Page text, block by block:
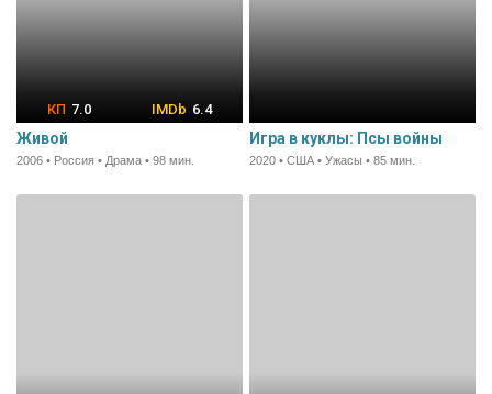
7.0 6.4
Живой
2006 • Россия • Драма • 98 мин.
Игра в куклы: Псы войны
2020 • США • Ужасы • 85 мин.